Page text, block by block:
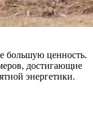
большую ценность.
достигающие
энергетики.